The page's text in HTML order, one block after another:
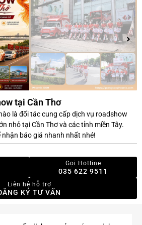
tại Cần Thơ
là đối tác cung cấp dịch vụ roadshow
nhỏ tại Cần Thơ và các tỉnh miền Tây.
nhận báo giá nhanh nhất nhé!
Gọi Hotline
035 622 9511
Liên hệ hỗ trợ
KÝ TƯ VẤN